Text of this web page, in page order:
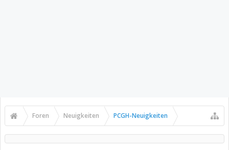
Foren Neuigkeiten PCGH-Neuigkeiten